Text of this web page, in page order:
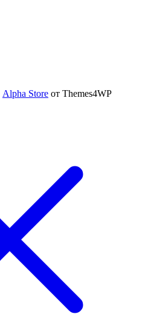
Alpha Store от Themes4WP